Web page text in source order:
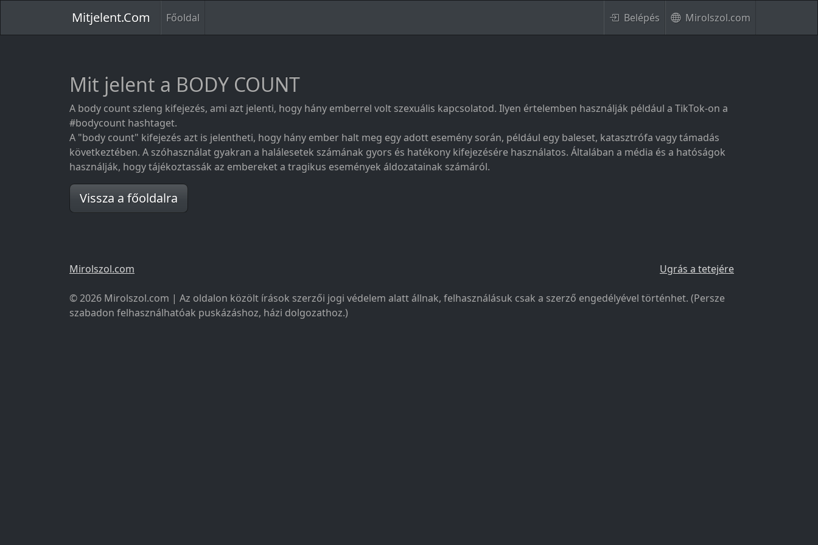
Mitjelent.Com Főoldal Belépés Mirolszol.com
Mit jelent a BODY COUNT
A body count szleng kifejezés, ami azt jelenti, hogy hány emberrel volt szexuális kapcsolatod. Ilyen értelemben használják például a TikTok‑on a
#bodycount hashtaget.
A "body count" kifejezés azt is jelentheti, hogy hány ember halt meg egy adott esemény során, például egy baleset, katasztrófa vagy támadás
következtében. A szóhasználat gyakran a halálesetek számának gyors és hatékony kifejezésére használatos. Általában a média és a hatóságok
használják, hogy tájékoztassák az embereket a tragikus események áldozatainak számáról.
Vissza a főoldalra
Ugrás a tetejére
Mirolszol.com
© 2026 Mirolszol.com | Az oldalon közölt írások szerzői jogi védelem alatt állnak, felhasználásuk csak a szerző engedélyével történhet. (Persze
szabadon felhasználhatóak puskázáshoz, házi dolgozathoz.)